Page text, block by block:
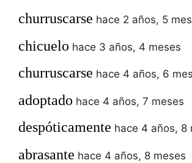
churruscarse hace 2 años, 5
chicuelo hace 3 años, 4 meses
churruscarse hace 4 años, 6
adoptado hace 4 años, 7 meses
despóticamente hace 4 años, 8
abrasante hace 4 años, 8 meses